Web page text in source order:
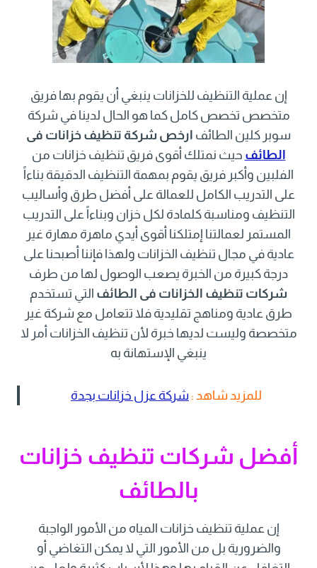
إن عملية التنظيف للخزانات ينبغي أن يقوم بها فريق
متخصص تخصص كامل كما هو الحال لدينا في شركة
سوبر كلين الطائف ارخص شركة تنظيف خزانات فى
الطائف حيث نمتلك أقوى فريق تنظيف خزانات من
الفلبين وأكبر فريق يقوم بمهمة التنظيف الدقيقة بناءاً
على التدريب الكامل للعمالة على أفضل طرق وأساليب
التنظيف ومناسبة كلمادة لكل خزان وبناءاً على التدريب
المستمر لعمالتنا إمتلكنا أقوى أيدي ماهرة مهارة غير
عادية في مجال تنظيف الخزانات ولهذا فإننا أصبحنا على
درجة كبيرة من الخبرة يصعب الوصول لها من طرف
شركات تنظيف الخزانات فى الطائف التي تستخدم
طرق عادية ومناهج تقليدية فلا تتعامل مع شركة غير
متخصصة وليست لديها خبرة لأن تنظيف الخزانات أمر لا
ينبغي الإستهانة به
للمزيد شاهد : شركة عزل خزانات بجدة
أفضل شركات تنظيف خزانات
بالطائف
إن عملية تنظيف خزانات المياه من الأمور الواجبة
والضرورية بل من الأمور التي لا يمكن التغاضي أو